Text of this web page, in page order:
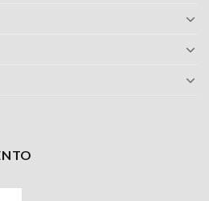
de suporte ao cliente está aqui